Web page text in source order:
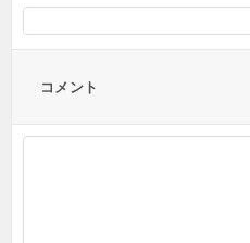
コメント